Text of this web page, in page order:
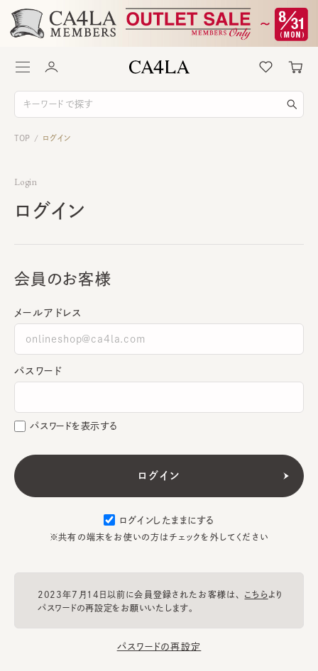
TOP / ログイン
Login
ログイン
会員のお客様
メールアドレス
パスワード
パスワードを表示する
ログインしたままにする
※共有の端末をお使いの方はチェックを外してください
2023年7月14日以前に会員登録されたお客様は、 こちらより
パスワードの再設定をお願いいたします。
パスワードの再設定